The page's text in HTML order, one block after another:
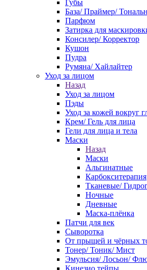
Губы
База/ Праймер/
Парфюм
Затирка для
Консилер/ Корректор
Кушон
Пудра
Румяна/ Хайлайтер
Уход за лицом
Назад
Уход за лицом
Пэды
Уход за кожей вокруг
Крем/ Гель для лица
Гели для лица и тела
Маски
Назад
Маски
Альгинатные
Карбокситерапия
Тканевые/
Ночные
Дневные
Маска-плёнка
Патчи для век
Сыворотка
От прыщей и чёрных
Тонер/ Тоник/ Мист
Эмульсия/ Лосьон/
Кинезио тейпы